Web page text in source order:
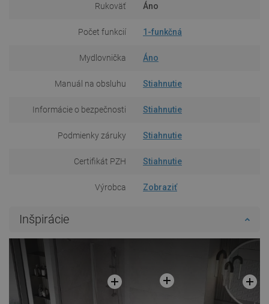
Rukoväť Áno
Počet funkcií 1-funkčná
Mydlovnička Áno
Manuál na obsluhu Stiahnutie
Informácie o bezpečnosti Stiahnutie
Podmienky záruky Stiahnutie
Certifikát PZH Stiahnutie
Výrobca Zobraziť
Inšpirácie